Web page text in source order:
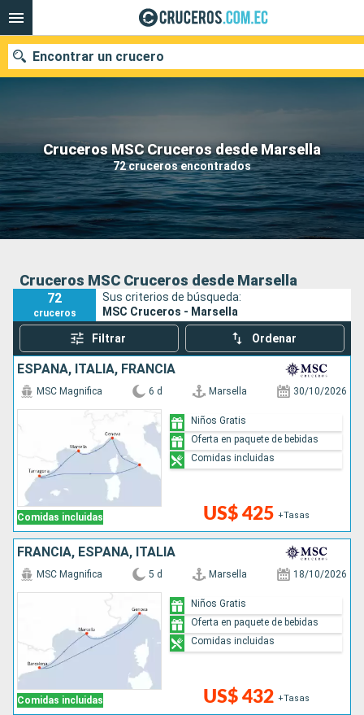
Cruceros MSC Cruceros desde Marsella
72 cruceros encontrados
Encontrar un crucero
Nuestros destinos
Fecha de salida
Puertos Compañías
Cruceros MSC Cruceros desde Marsella
72
cruceros
Sus criterios de búsqueda:
MSC Cruceros - Marsella
Filtrar Ordenar
ESPAÑA, ITALIA, FRANCIA
Comidas incluidas
MSC Magnifica 6 d Marsella 30/10/2026
US$ 425 +Tasas
Niños Gratis
Oferta en paquete de bebidas
Comidas incluidas
FRANCIA, ESPAÑA, ITALIA
Comidas incluidas
MSC Magnifica 5 d Marsella 18/10/2026
US$ 432 +Tasas
Niños Gratis
Oferta en paquete de bebidas
Comidas incluidas